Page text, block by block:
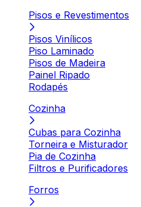
Pisos e Revestimentos
Pisos Vinílicos
Piso Laminado
Pisos de Madeira
Painel Ripado
Rodapés
Cozinha
Cubas para Cozinha
Torneira e Misturador
Pia de Cozinha
Filtros e Purificadores
Forros